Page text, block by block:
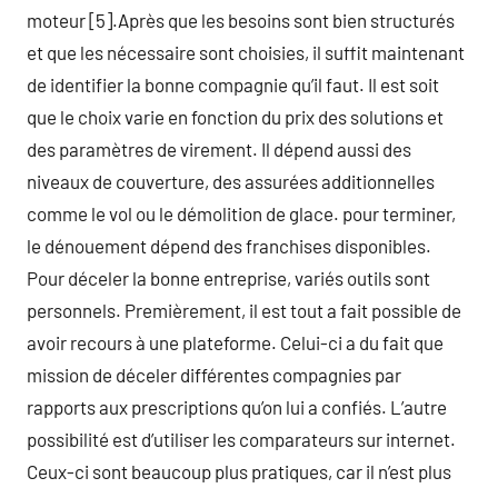
moteur [5].Après que les besoins sont bien structurés
et que les nécessaire sont choisies, il suffit maintenant
de identifier la bonne compagnie qu’il faut. Il est soit
que le choix varie en fonction du prix des solutions et
des paramètres de virement. Il dépend aussi des
niveaux de couverture, des assurées additionnelles
comme le vol ou le démolition de glace. pour terminer,
le dénouement dépend des franchises disponibles.
Pour déceler la bonne entreprise, variés outils sont
personnels. Premièrement, il est tout a fait possible de
avoir recours à une plateforme. Celui-ci a du fait que
mission de déceler différentes compagnies par
rapports aux prescriptions qu’on lui a confiés. L’autre
possibilité est d’utiliser les comparateurs sur internet.
Ceux-ci sont beaucoup plus pratiques, car il n’est plus